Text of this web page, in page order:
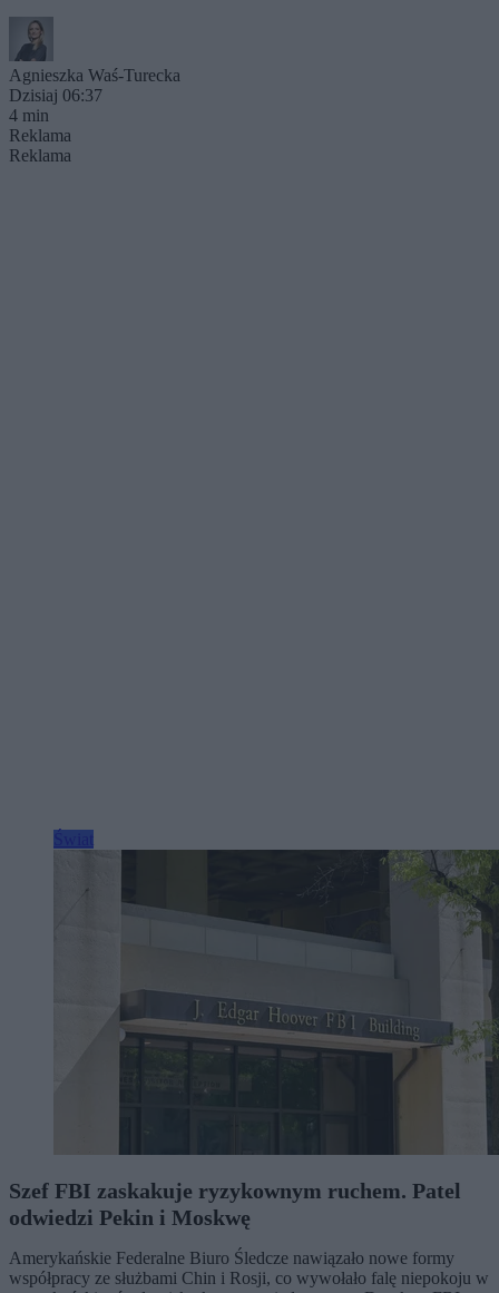
Agnieszka Waś-Turecka
Dzisiaj 06:37
4 min
Reklama
Reklama
Szef FBI zaskakuje ryzykownym ruchem. Patel
odwiedzi Pekin i Moskwę
Amerykańskie Federalne Biuro Śledcze nawiązało nowe formy
współpracy ze służbami Chin i Rosji, co wywołało falę niepokoju w